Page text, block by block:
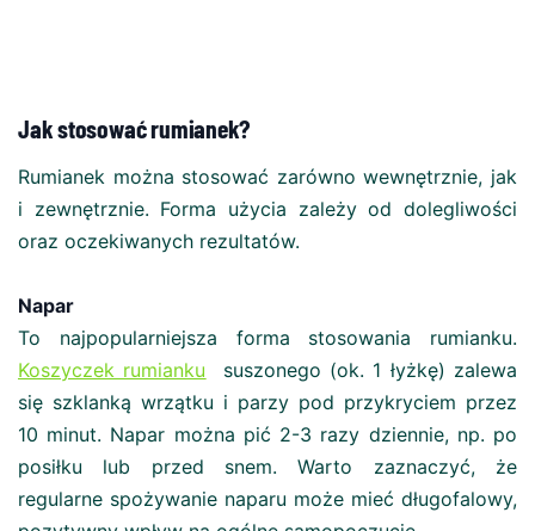
Jak stosować rumianek?
Rumianek można stosować zarówno wewnętrznie, jak
i zewnętrznie. Forma użycia zależy od dolegliwości
oraz oczekiwanych rezultatów.
Napar
To najpopularniejsza forma stosowania rumianku.
Koszyczek rumianku suszonego (ok. 1 łyżkę) zalewa
się szklanką wrzątku i parzy pod przykryciem przez
10 minut. Napar można pić 2-3 razy dziennie, np. po
posiłku lub przed snem. Warto zaznaczyć, że
regularne spożywanie naparu może mieć długofalowy,